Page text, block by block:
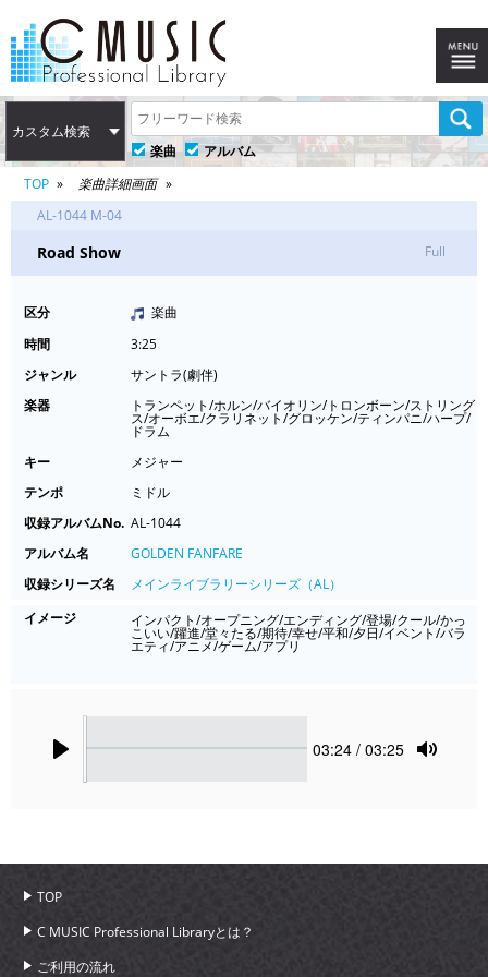
カスタム検索
楽曲
アルバム
TOP
楽曲詳細画面
AL-1044 M-04
Road Show Full
区分
楽曲
時間
3:25
ジャンル
サントラ(劇伴)
楽器
トランペット/ホルン/バイオリン/トロンボーン/ストリング
ス/オーボエ/クラリネット/グロッケン/ティンパニ/ハープ/
ドラム
キー
メジャー
テンポ
ミドル
収録アルバムNo. AL-1044
アルバム名
GOLDEN FANFARE
収録シリーズ名
メインライブラリーシリーズ（AL）
イメージ
インパクト/オープニング/エンディング/登場/クール/かっ
こいい/躍進/堂々たる/期待/幸せ/平和/夕日/イベント/バラ
エティ/アニメ/ゲーム/アプリ
Current
03:24 / 03:25
TOP
C MUSIC Professional Libraryとは？
ご利用の流れ